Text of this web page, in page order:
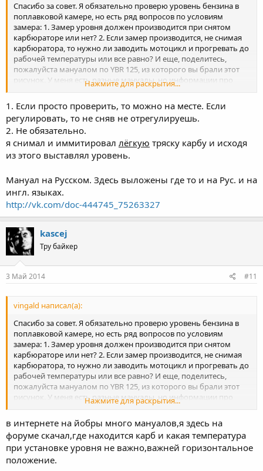
Спасибо за совет. Я обязательно проверю уровень бензина в
поплавковой камере, но есть ряд вопросов по условиям
замера: 1. Замер уровня должен производится при снятом
карбюраторе или нет? 2. Если замер производится, не снимая
карбюратора, то нужно ли заводить мотоцикл и прогревать до
рабочей температуры или все равно? И еще, поделитесь,
пожалуйста мануалом по YBR 125, из которого вы брали этот
рисунок. У меня есть разные мануалы, но информации про
уровень поплавковой камеры там нет.
Нажмите для раскрытия...
1. Если просто проверить, то можно на месте. Если
регулировать, то не сняв не отрегулируешь.
2. Не обязательно.
я снимал и иммитировал лёгкую тряску карбу и исходя
из этого выставлял уровень.
Мануал на Русском. Здесь выложены где то и на Рус. и на
ингл. языках.
http://vk.com/doc-444745_75263327
kascej
Тру байкер
3 Май 2014 #11
vingald написал(а):
Спасибо за совет. Я обязательно проверю уровень бензина в
поплавковой камере, но есть ряд вопросов по условиям
замера: 1. Замер уровня должен производится при снятом
карбюраторе или нет? 2. Если замер производится, не снимая
карбюратора, то нужно ли заводить мотоцикл и прогревать до
рабочей температуры или все равно? И еще, поделитесь,
пожалуйста мануалом по YBR 125, из которого вы брали этот
рисунок. У меня есть разные мануалы, но информации про
уровень поплавковой камеры там нет.
Нажмите для раскрытия...
в интернете на йобры много мануалов,я здесь на
форуме скачал,где находится карб и какая температура
при установке уровня не важно,важней горизонтальное
положение.